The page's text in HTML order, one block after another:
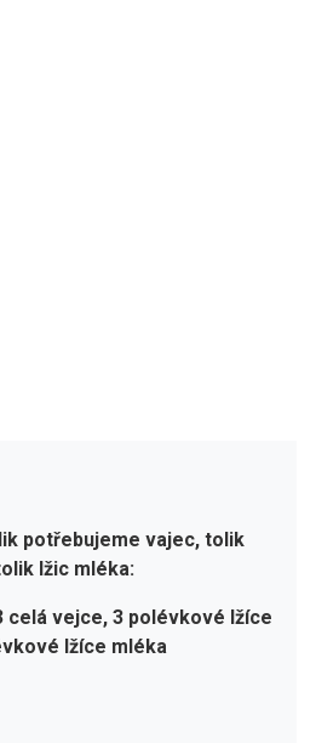
potřebujeme vajec, tolik
lžic mléka:
celá vejce, 3 polévkové lžíce
lžíce mléka